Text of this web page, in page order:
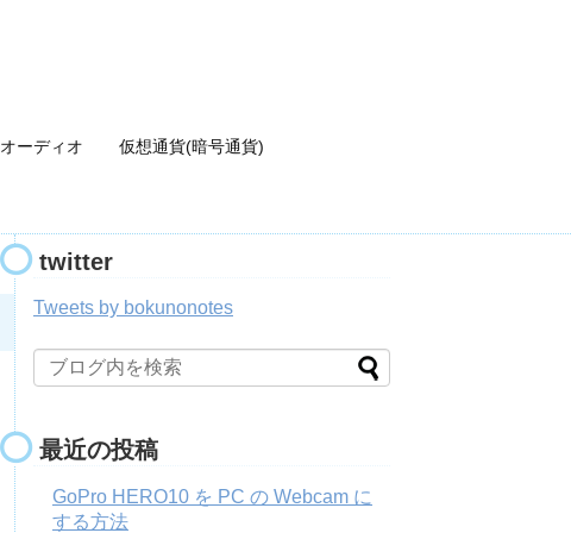
オーディオ 仮想通貨(暗号通貨)
twitter
Tweets by bokunonotes
最近の投稿
GoPro HERO10 を PC の Webcam に
する方法